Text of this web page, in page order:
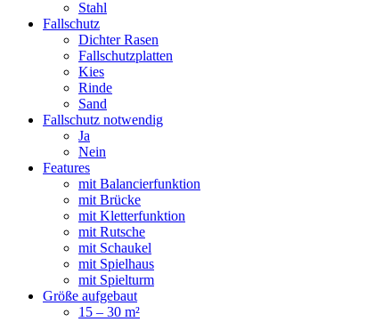
Stahl
Fallschutz
Dichter Rasen
Fallschutzplatten
Kies
Rinde
Sand
Fallschutz notwendig
Ja
Nein
Features
mit Balancierfunktion
mit Brücke
mit Kletterfunktion
mit Rutsche
mit Schaukel
mit Spielhaus
mit Spielturm
Größe aufgebaut
15 – 30 m²